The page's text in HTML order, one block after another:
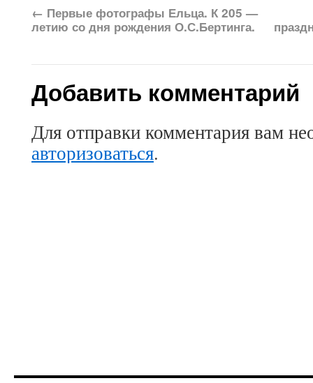
← Первые фотографы Ельца. К 205 —
летию со дня рождения О.С.Бертинга.
Добавить комментарий
Для отправки комментария вам
авторизоваться.